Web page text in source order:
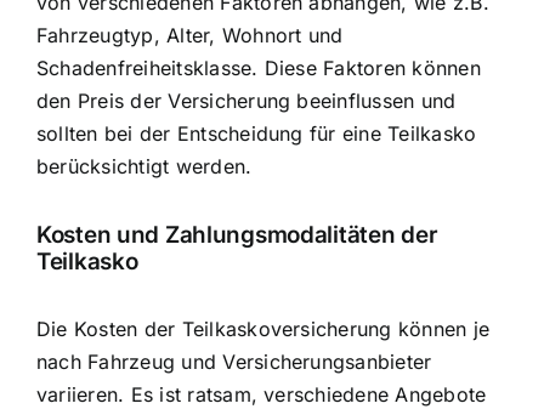
Fahrzeugtyp, Alter, Wohnort und
Schadenfreiheitsklasse. Diese Faktoren können
den Preis der Versicherung beeinflussen und
sollten bei der Entscheidung für eine Teilkasko
berücksichtigt werden.
Kosten und Zahlungsmodalitäten der
Teilkasko
Die Kosten der Teilkaskoversicherung können je
nach Fahrzeug und Versicherungsanbieter
variieren. Es ist ratsam, verschiedene Angebote